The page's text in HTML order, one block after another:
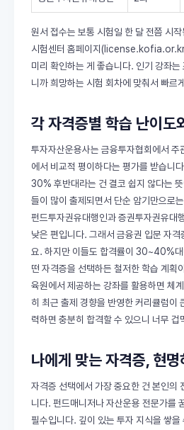
원서 접수는 보통 시험일 한 달 전쯤 시
시험센터 홈페이지
미리 확인하는 게 좋습니다. 인기 강좌는
니까 희망하는 시험 회차에 맞춰서 빠르
각 자격증별 학습 난이도
투자자산운용사는 금융투자협회에서 주
에서 비교적 평이하다는 평가를 받습니
30% 후반대라는 건 결코 쉽지 않다는
들이 많이 출제되면서 단순 암기만으로
펀드투자권유대행인과 증권투자권유대
낮은 편입니다. 그래서 금융권 입문 자격
요. 하지만 이들도 합격률이 30~40%대
떤 자격증을 선택하든 철저한 학습 계획
육원에서 제공하는 강좌를 활용하면 체
히 최근 출제 경향을 반영한 커리큘럼이
력하면 충분히 합격할 수 있으니 너무 겁
나에게 맞는 자격증, 현
자격증 선택에서 가장 중요한 건 본인의
니다. 펀드매니저나 자산운용 전문가를
필수입니다. 깊이 있는 투자 지식을 쌓을